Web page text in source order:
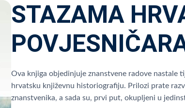
STAZAMA
Ova knjiga objedinjuje znanstvene radove nastale
hrvatsku književnu historiografiju. Prilozi prate
znanstvenika, a sada su, prvi put, okupljeni u